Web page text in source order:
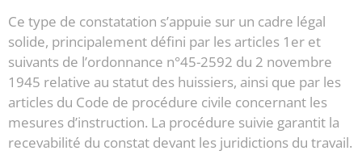
Ce type de constatation s’appuie sur un cadre légal
solide, principalement défini par les articles 1er et
suivants de l’ordonnance n°45-2592 du 2 novembre
1945 relative au statut des huissiers, ainsi que par les
articles du Code de procédure civile concernant les
mesures d’instruction. La procédure suivie garantit la
recevabilité du constat devant les juridictions du travail.